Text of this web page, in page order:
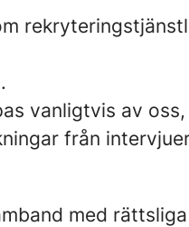
vanligtvis av
från
med